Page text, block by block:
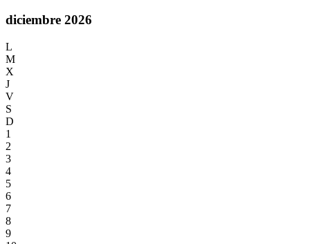
diciembre 2026
L
M
X
J
V
S
D
1
2
3
4
5
6
7
8
9